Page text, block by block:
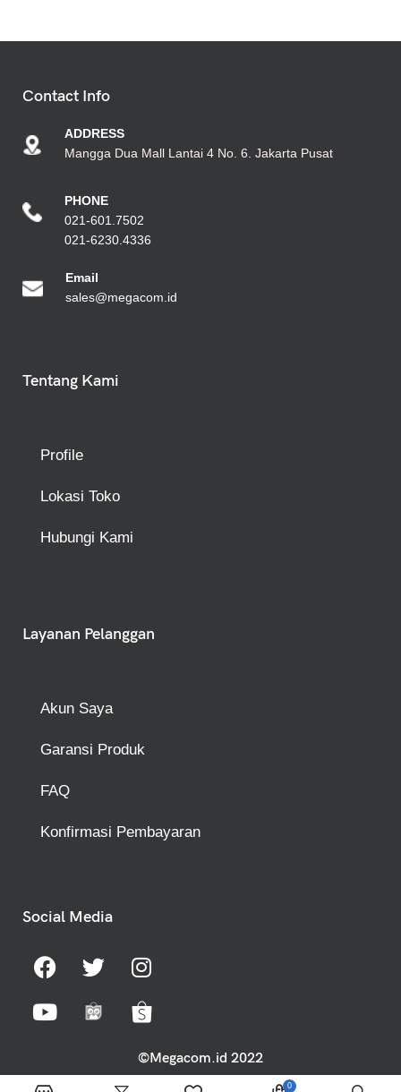
Contact Info
ADDRESS
Mangga Dua Mall Lantai 4 No. 6. Jakarta Pusat
PHONE
021-601.7502
021-6230.4336
Email
sales@megacom.id
Tentang Kami
Profile
Lokasi Toko
Hubungi Kami
Layanan Pelanggan
Akun Saya
Garansi Produk
FAQ
Konfirmasi Pembayaran
Social Media
©Megacom.id 2022
0